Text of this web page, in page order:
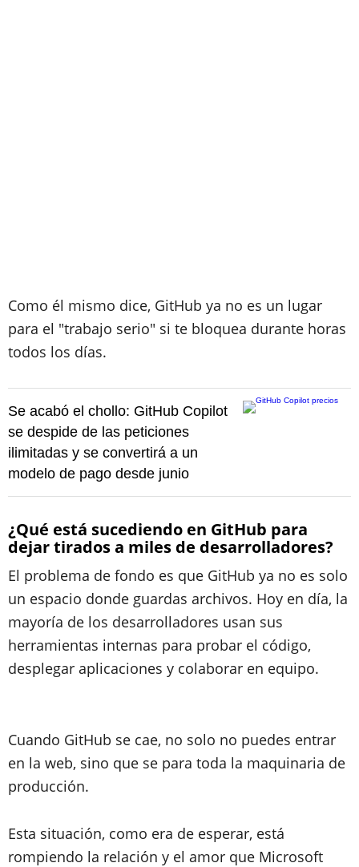
Como él mismo dice, GitHub ya no es un lugar
para el "trabajo serio" si te bloquea durante horas
todos los días.
Se acabó el chollo: GitHub Copilot
se despide de las peticiones
ilimitadas y se convertirá a un
modelo de pago desde junio
¿Qué está sucediendo en GitHub para
dejar tirados a miles de desarrolladores?
El problema de fondo es que GitHub ya no es solo
un espacio donde guardas archivos. Hoy en día, la
mayoría de los desarrolladores usan sus
herramientas internas para probar el código,
desplegar aplicaciones y colaborar en equipo.
Cuando GitHub se cae, no solo no puedes entrar
en la web, sino que se para toda la maquinaria de
producción.
Esta situación, como era de esperar, está
rompiendo la relación y el amor que Microsoft